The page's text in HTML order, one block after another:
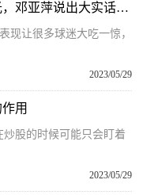
孙颖莎拒绝手软，陈梦丢冠原因曝光，邓亚萍说出大实话，马琳无奈
现让很多球迷大吃一惊，
2023/05/29
用
股的时候可能只会盯着
2023/05/29